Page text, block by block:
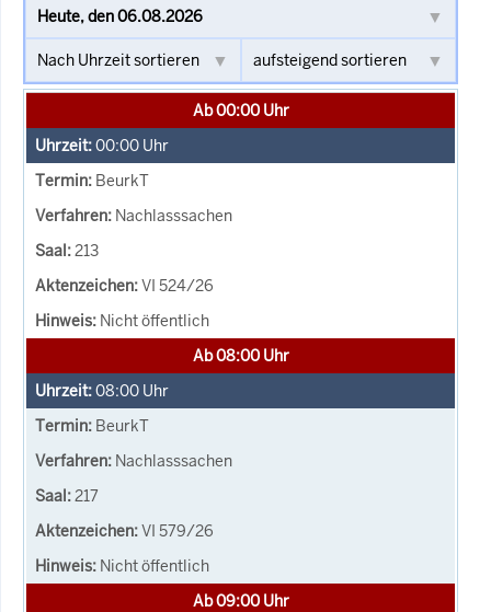
Ab 00:00 Uhr
00:00 Uhr
BeurkT
Nachlasssachen
213
VI 524/26
Nicht öffentlich
Ab 08:00 Uhr
08:00 Uhr
BeurkT
Nachlasssachen
217
VI 579/26
Nicht öffentlich
Ab 09:00 Uhr